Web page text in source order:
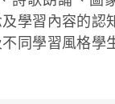
學習內容的認
同學習風格學